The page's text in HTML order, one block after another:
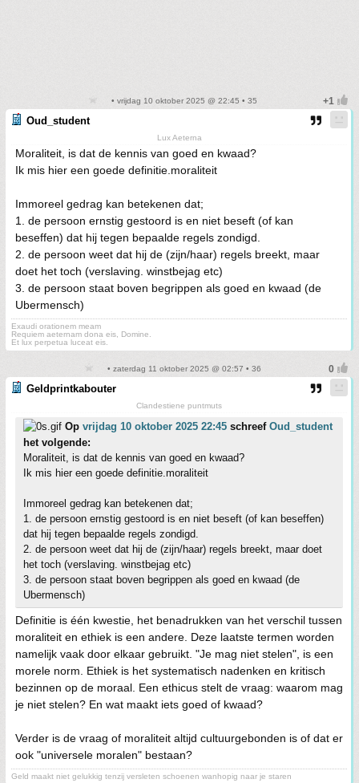
• vrijdag 10 oktober 2025 @ 22:45 • 35
Oud_student
Lux Aeterna
Moraliteit, is dat de kennis van goed en kwaad?
Ik mis hier een goede definitie.moraliteit
Immoreel gedrag kan betekenen dat;
1. de persoon ernstig gestoord is en niet beseft (of kan
beseffen) dat hij tegen bepaalde regels zondigd.
2. de persoon weet dat hij de (zijn/haar) regels breekt, maar
doet het toch (verslaving. winstbejag etc)
3. de persoon staat boven begrippen als goed en kwaad (de
Ubermensch)
Exaudi orationem meam
Requiem aeternam dona eis, Domine.
Et lux perpetua luceat eis.
• zaterdag 11 oktober 2025 @ 02:57 • 36
Geldprintkabouter
Clandestiene puntmuts
Op vrijdag 10 oktober 2025 22:45 schreef Oud_student
het volgende:
Moraliteit, is dat de kennis van goed en kwaad?
Ik mis hier een goede definitie.moraliteit
Immoreel gedrag kan betekenen dat;
1. de persoon ernstig gestoord is en niet beseft (of kan beseffen)
dat hij tegen bepaalde regels zondigd.
2. de persoon weet dat hij de (zijn/haar) regels breekt, maar doet
het toch (verslaving. winstbejag etc)
3. de persoon staat boven begrippen als goed en kwaad (de
Ubermensch)
Definitie is één kwestie, het benadrukken van het verschil tussen
moraliteit en ethiek is een andere. Deze laatste termen worden
namelijk vaak door elkaar gebruikt. "Je mag niet stelen", is een
morele norm. Ethiek is het systematisch nadenken en kritisch
bezinnen op de moraal. Een ethicus stelt de vraag: waarom mag
je niet stelen? En wat maakt iets goed of kwaad?
Verder is de vraag of moraliteit altijd cultuurgebonden is of dat er
ook "universele moralen" bestaan?
Geld maakt niet gelukkig tenzij versleten schoenen wanhopig naar je staren